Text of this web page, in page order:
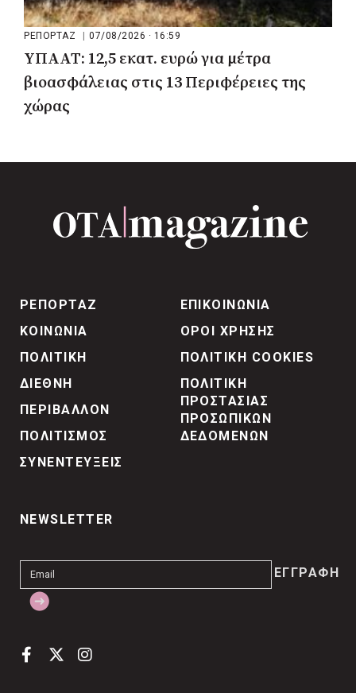
ΡΕΠΟΡΤΑΖ 07/08/2026 · 16:59
ΥΠΑΑΤ: 12,5 εκατ. ευρώ για μέτρα
βιοασφάλειας στις 13 Περιφέρειες της
χώρας
ΡΕΠΟΡΤΑΖ
ΚΟΙΝΩΝΙΑ
ΠΟΛΙΤΙΚΗ
ΔΙΕΘΝΗ
ΠΕΡΙΒΑΛΛΟΝ
ΠΟΛΙΤΙΣΜΟΣ
ΣΥΝΕΝΤΕΥΞΕΙΣ
ΕΠΙΚΟΙΝΩΝΙΑ
ΟΡΟΙ ΧΡΗΣΗΣ
ΠΟΛΙΤΙΚΗ COOKIES
ΠΟΛΙΤΙΚΗ
ΠΡΟΣΤΑΣΙΑΣ
ΠΡΟΣΩΠΙΚΩΝ
ΔΕΔΟΜΕΝΩΝ
NEWSLETTER